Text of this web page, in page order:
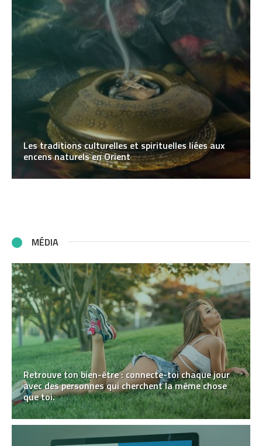
Les traditions culturelles et spirituelles liées aux
encens naturels en Orient
MÉDIA
Retrouve ton bien-être : connecte-toi chaque jour
avec des personnes qui cherchent la même chose
que toi.